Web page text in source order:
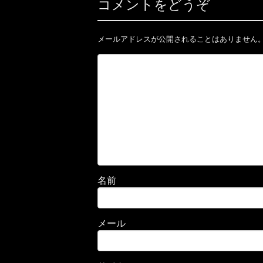
コメントをどうぞ
メールアドレスが公開されることはありません
名前
メール